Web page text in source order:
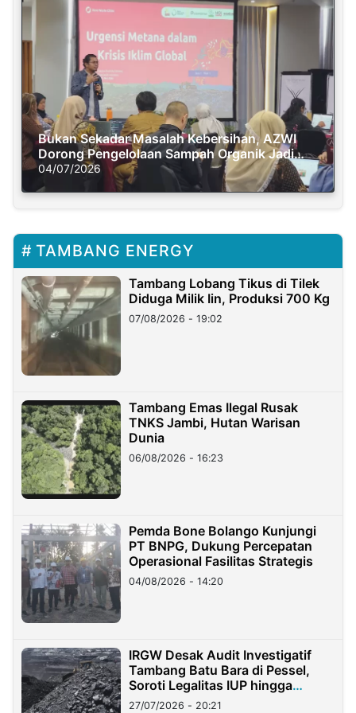
Bukan Sekadar Masalah Kebersihan, AZWI
Dorong Pengelolaan Sampah Organik Jadi
Solusi Krisis Iklim
04/07/2026
TAMBANG ENERGY
Tambang Lobang Tikus di Tilek
Diduga Milik Iin, Produksi 700 Kg
07/08/2026 - 19:02
Tambang Emas Ilegal Rusak
TNKS Jambi, Hutan Warisan
Dunia
06/08/2026 - 16:23
Pemda Bone Bolango Kunjungi
PT BNPG, Dukung Percepatan
Operasional Fasilitas Strategis
04/08/2026 - 14:20
IRGW Desak Audit Investigatif
Tambang Batu Bara di Pessel,
Soroti Legalitas IUP hingga
Stockpile
27/07/2026 - 20:21